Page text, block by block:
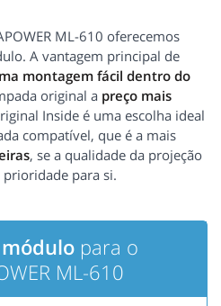
ML-610 oferecemos
A vantagem principal de
montagem fácil dentro do
original a preço mais
Inside é uma escolha ideal
compatível, que é a mais
, se a qualidade da projeção
prioridade para si.
para o
ML-610